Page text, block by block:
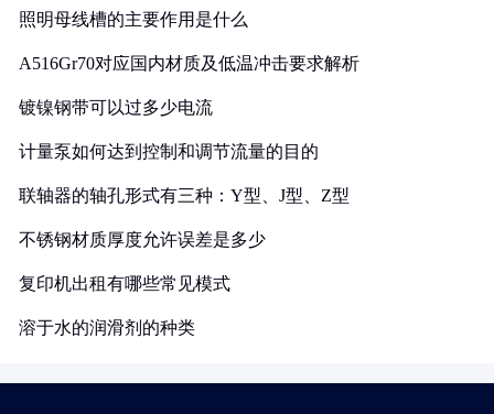
照明母线槽的主要作用是什么
A516Gr70对应国内材质及低温冲击要求解析
镀镍钢带可以过多少电流
计量泵如何达到控制和调节流量的目的
联轴器的轴孔形式有三种：Y型、J型、Z型
不锈钢材质厚度允许误差是多少
复印机出租有哪些常见模式
溶于水的润滑剂的种类